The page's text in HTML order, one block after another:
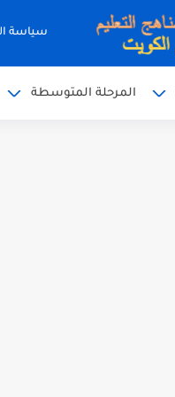
سياسة
المرحلة المتوسطة